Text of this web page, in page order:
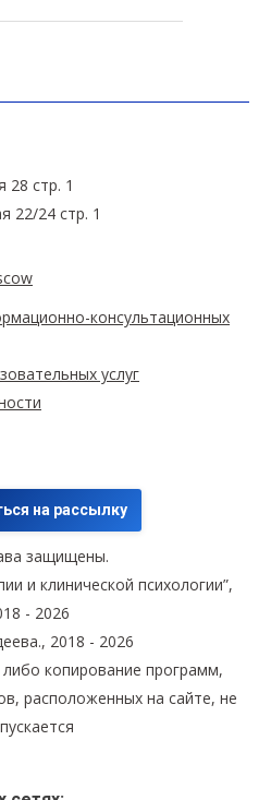
28 стр. 1
22/24 стр. 1
консультационных
услуг
на рассылку
защищены.
и клинической психологии”,
- 2026
2018 - 2026
копирование программ,
расположенных на сайте, не